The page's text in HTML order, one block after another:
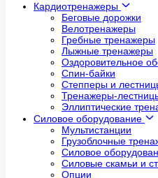
Кардиотренажеры
Беговые дорожки
Велотренажеры
Гребные тренажеры
Лыжные тренажеры
Оздоровительное
Спин-байки
Степперы и
Тренажеры-
Эллиптические
Силовое оборудование
Мультистанции
Грузоблочные
Силовое
Силовые скамьи и
Опции